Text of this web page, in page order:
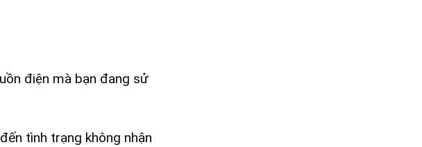
điện mà bạn đang sử
tình trạng không nhận